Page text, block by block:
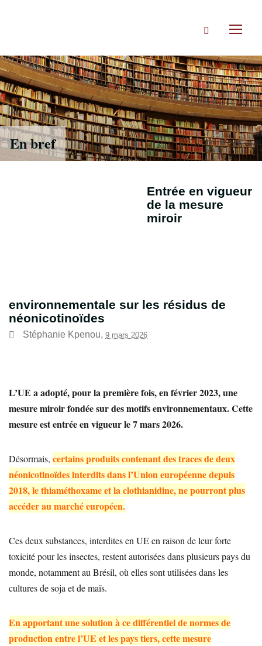
Rechercher
En bref
Entrée en vigueur
de la mesure
miroir
environnementale sur les résidus de
néonicotinoïdes
Stéphanie Kpenou, 9 mars 2026
L’UE a adopté, pour la première fois, en février 2023, une
mesure miroir fondée sur des motifs environnementaux. Cette
mesure est entrée en vigueur le 7 mars 2026.
Désormais, certains produits contenant des traces de deux
néonicotinoïdes interdits dans l’Union européenne depuis
2018, le thiaméthoxame et la clothianidine, ne pourront plus
accéder au marché européen.
Ces deux substances, interdites en UE en raison de leur forte
toxicité pour les insectes, restent autorisées dans plusieurs pays du
monde, notamment au Brésil, où elles sont utilisées dans les
cultures de soja et de maïs.
En apportant une solution à ce différentiel de normes de
production entre l’UE et les pays tiers, cette mesure